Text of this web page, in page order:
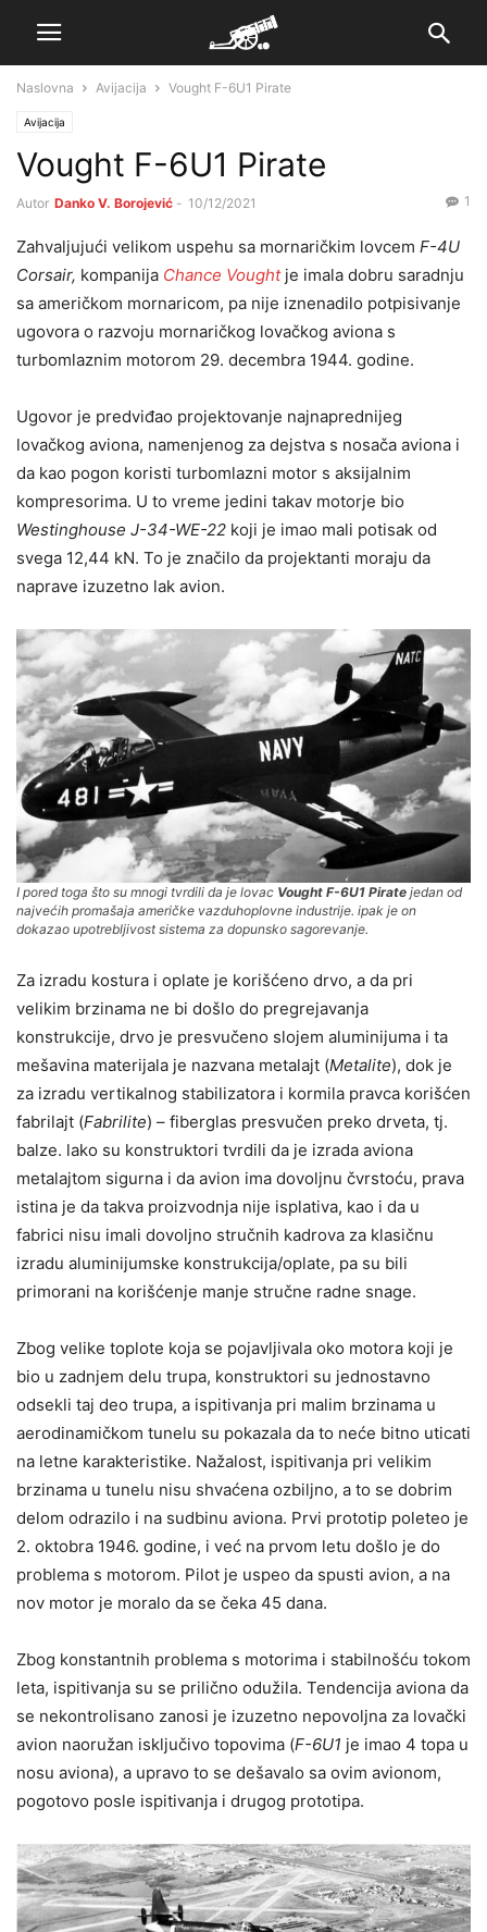
Naslovna Avijacija Vought F-6U1 Pirate
Avijacija
Vought F-6U1 Pirate
Autor Danko V. Borojević - 10/12/2021 1
Zahvaljujući velikom uspehu sa mornaričkim lovcem F-4U
Corsair, kompanija Chance Vought je imala dobru saradnju
sa američkom mornaricom, pa nije iznenadilo potpisivanje
ugovora o razvoju mornaričkog lovačkog aviona s
turbomlaznim motorom 29. decembra 1944. godine.
Ugovor je predviđao projektovanje najnaprednijeg
lovačkog aviona, namenjenog za dejstva s nosača aviona i
da kao pogon koristi turbomlazni motor s aksijalnim
kompresorima. U to vreme jedini takav motorje bio
Westinghouse J-34-WE-22 koji je imao mali potisak od
svega 12,44 kN. To je značilo da projektanti moraju da
naprave izuzetno lak avion.
I pored toga što su mnogi tvrdili da je lovac Vought F-6U1 Pirate jedan od
najvećih promašaja američke vazduhoplovne industrije. ipak je on
dokazao upotrebljivost sistema za dopunsko sagorevanje.
Za izradu kostura i oplate je korišćeno drvo, a da pri
velikim brzinama ne bi došlo do pregrejavanja
konstrukcije, drvo je presvučeno slojem aluminijuma i ta
mešavina materijala je nazvana metalajt (Metalite), dok je
za izradu vertikalnog stabilizatora i kormila pravca korišćen
fabrilajt (Fabrilite) – fiberglas presvučen preko drveta, tj.
balze. lako su konstruktori tvrdili da je izrada aviona
metalajtom sigurna i da avion ima dovoljnu čvrstoću, prava
istina je da takva proizvodnja nije isplativa, kao i da u
fabrici nisu imali dovoljno stručnih kadrova za klasičnu
izradu aluminijumske konstrukcija/oplate, pa su bili
primorani na korišćenje manje stručne radne snage.
Zbog velike toplote koja se pojavljivala oko motora koji je
bio u zadnjem delu trupa, konstruktori su jednostavno
odsekli taj deo trupa, a ispitivanja pri malim brzinama u
aerodinamičkom tunelu su pokazala da to neće bitno uticati
na letne karakteristike. Nažalost, ispitivanja pri velikim
brzinama u tunelu nisu shvaćena ozbiljno, a to se dobrim
delom odrazilo i na sudbinu aviona. Prvi prototip poleteo je
2. oktobra 1946. godine, i već na prvom letu došlo je do
problema s motorom. Pilot je uspeo da spusti avion, a na
nov motor je moralo da se čeka 45 dana.
Zbog konstantnih problema s motorima i stabilnošću tokom
leta, ispitivanja su se prilično odužila. Tendencija aviona da
se nekontrolisano zanosi je izuzetno nepovoljna za lovački
avion naoružan isključivo topovima (F-6U1 je imao 4 topa u
nosu aviona), a upravo to se dešavalo sa ovim avionom,
pogotovo posle ispitivanja i drugog prototipa.